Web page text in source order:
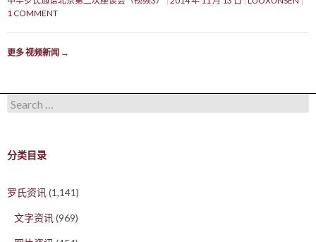
1 COMMENT
更多 视频新闻 →
Search for:
分类目录
罗氏资讯(1,141)
文字资讯(969)